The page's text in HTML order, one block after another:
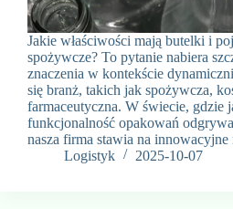
Jakie właściwości mają butelki i
spożywcze? To pytanie nabiera
znaczenia w kontekście
się branż, takich jak spożywcza,
farmaceutyczna. W świecie, gdzie
funkcjonalność opakowań
nasza firma stawia na
Logistyk
2025-10-07